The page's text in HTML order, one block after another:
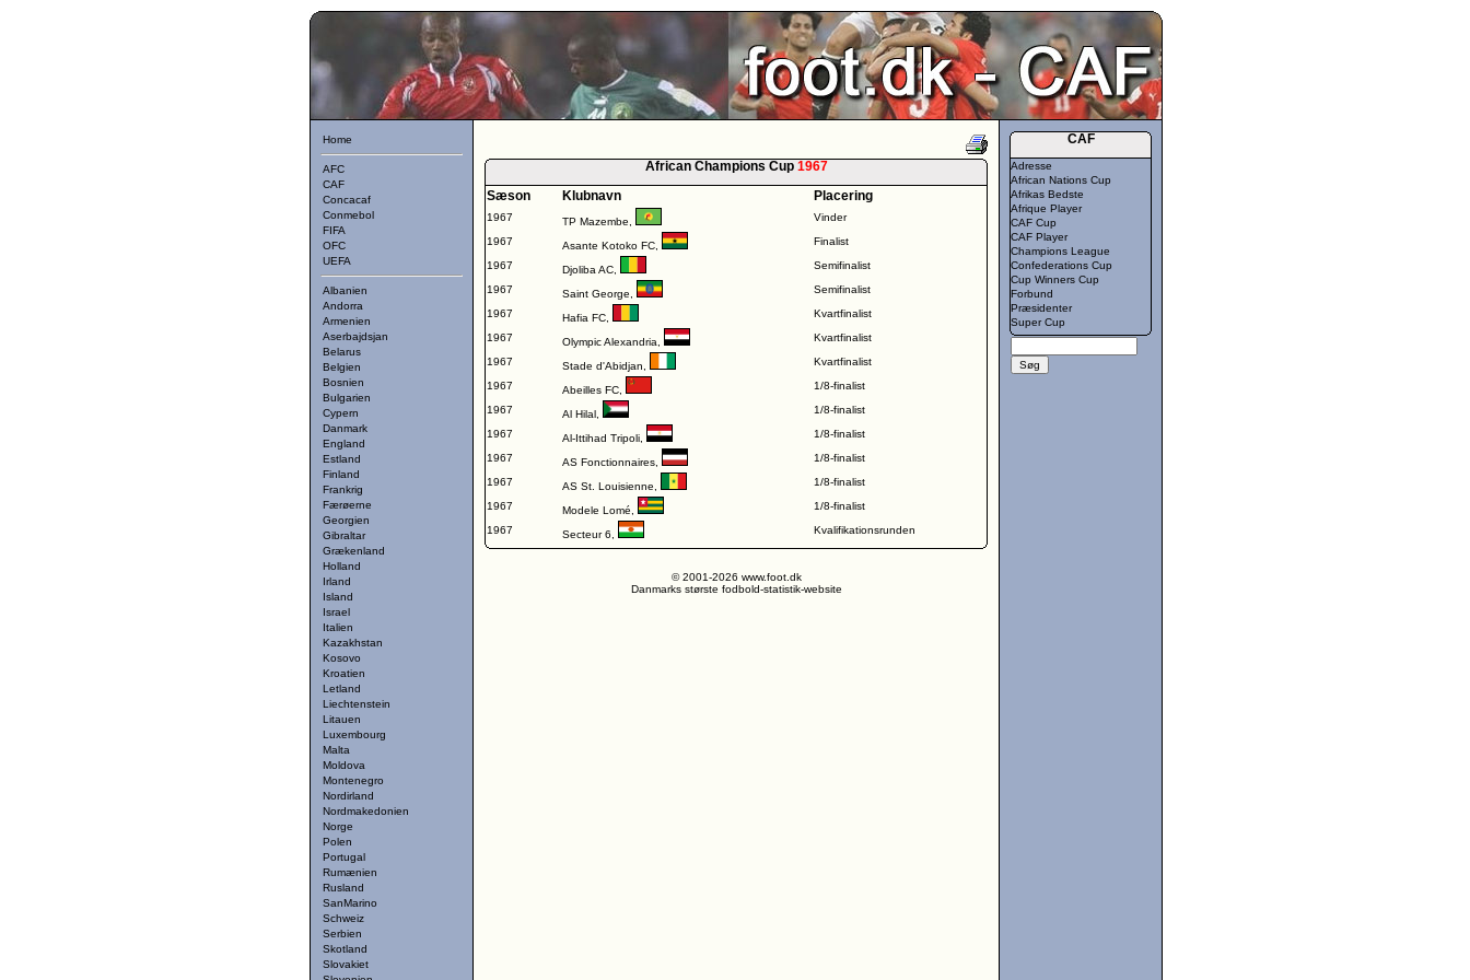
Home
AFC
CAF
Concacaf
Conmebol
FIFA
OFC
UEFA
Albanien
Andorra
Armenien
Aserbajdsjan
Belarus
Belgien
Bosnien
Bulgarien
Cypern
Danmark
England
Estland
Finland
Frankrig
Færøerne
Georgien
Gibraltar
Grækenland
Holland
Irland
Island
Israel
Italien
Kazakhstan
Kosovo
Kroatien
Letland
Liechtenstein
Litauen
Luxembourg
Malta
Moldova
Montenegro
Nordirland
Nordmakedonien
Norge
Polen
Portugal
Rumænien
Rusland
SanMarino
Schweiz
Serbien
Skotland
Slovakiet
African Champions Cup 1967
Sæson
Klubnavn Placering
1967 TP Mazembe
Vinder
1967
Asante Kotoko FC
Finalist
1967
Djoliba AC
Semifinalist
1967
Saint George
Semifinalist
1967
Hafia FC
Kvartfinalist
1967
Olympic Alexandria
Kvartfinalist
1967
Stade d'Abidjan
Kvartfinalist
1967
Abeilles FC
1/8-finalist
1967
Al Hilal
1/8-finalist
1967
Al-Ittihad Tripoli
1/8-finalist
1967
AS Fonctionnaires
1/8-finalist
1967
AS St. Louisienne
1/8-finalist
1967
Modele Lomé
1/8-finalist
1967
Secteur 6 Kvalifikationsrunden
© 2001-2026 www.foot.dk
Danmarks største fodbold-statistik-website
CAF
Adresse
African Nations Cup
Afrikas Bedste
Afrique Player
CAF Cup
CAF Player
Champions League
Confederations Cup
Cup Winners Cup
Forbund
Præsidenter
Super Cup